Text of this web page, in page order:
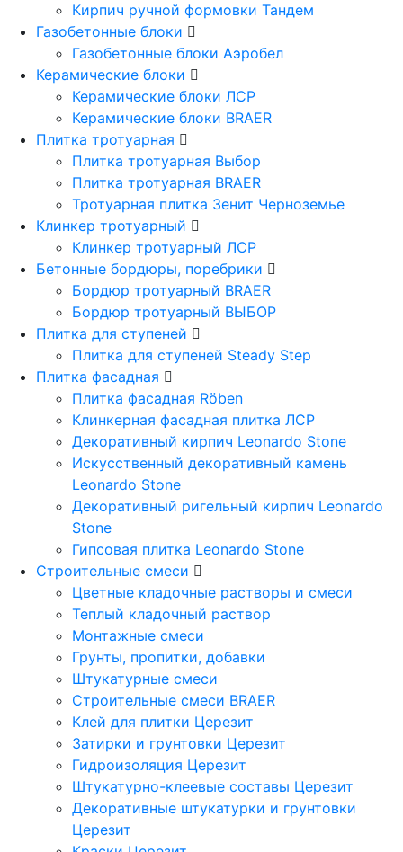
Кирпич ручной формовки Тандем
Газобетонные блоки
Газобетонные блоки Аэробел
Керамические блоки
Керамические блоки ЛСР
Керамические блоки BRAER
Плитка тротуарная
Плитка тротуарная Выбор
Плитка тротуарная BRAER
Тротуарная плитка Зенит Черноземье
Клинкер тротуарный
Клинкер тротуарный ЛСР
Бетонные бордюры, поребрики
Бордюр тротуарный BRAER
Бордюр тротуарный ВЫБОР
Плитка для ступеней
Плитка для ступеней Steady Step
Плитка фасадная
Плитка фасадная Röben
Клинкерная фасадная плитка ЛСР
Декоративный кирпич Leonardo Stone
Искусственный декоративный камень
Leonardo Stone
Декоративный ригельный кирпич Leonardo
Stone
Гипсовая плитка Leonardo Stone
Строительные смеси
Цветные кладочные растворы и смеси
Теплый кладочный раствор
Монтажные смеси
Грунты, пропитки, добавки
Штукатурные смеси
Строительные смеси BRAER
Клей для плитки Церезит
Затирки и грунтовки Церезит
Гидроизоляция Церезит
Штукатурно-клеевые составы Церезит
Декоративные штукатурки и грунтовки
Церезит